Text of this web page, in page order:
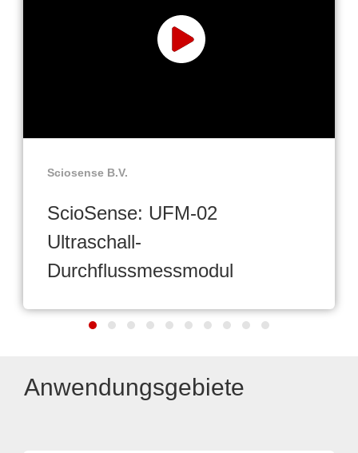
Sciosense B.V.
ScioSense: UFM-02
Ultraschall-
Durchflussmessmodul
Anwendungsgebiete